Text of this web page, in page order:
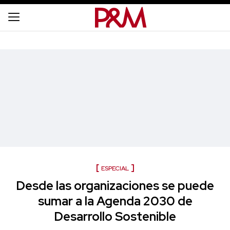
ESPECIAL
Desde las organizaciones se puede
sumar a la Agenda 2030 de
Desarrollo Sostenible